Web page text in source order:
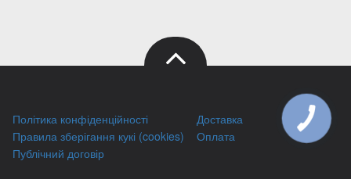
Політика конфіденційності
Правила зберігання кукі (cookies)
Публічний договір
Доставка
Оплата